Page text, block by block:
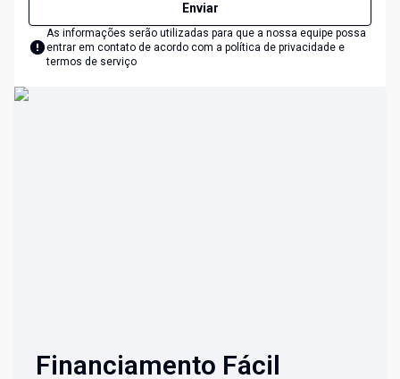
Enviar
As informações serão utilizadas para que a nossa equipe possa
entrar em contato de acordo com a política de privacidade e
termos de serviço
Financiamento Fácil